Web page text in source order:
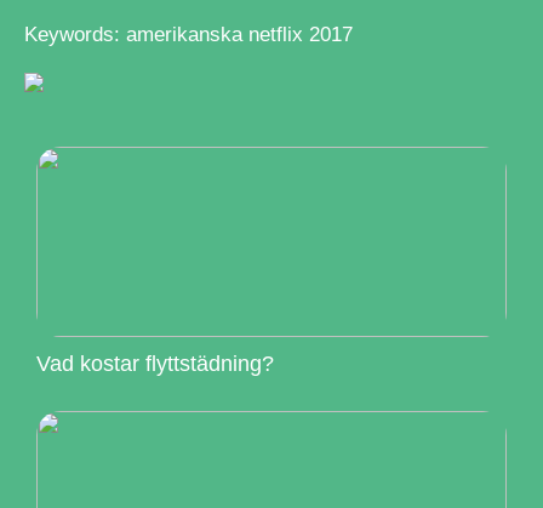
Keywords: amerikanska netflix 2017
Vad kostar flyttstädning?